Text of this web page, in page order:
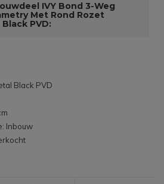
IVY Bond 3-Weg
Met Rond Rozet
PVD:
Black PVD
Inbouw